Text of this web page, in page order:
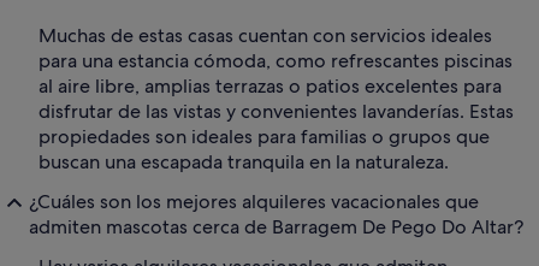
Muchas de estas casas cuentan con servicios ideales
para una estancia cómoda, como refrescantes piscinas
al aire libre, amplias terrazas o patios excelentes para
disfrutar de las vistas y convenientes lavanderías. Estas
propiedades son ideales para familias o grupos que
buscan una escapada tranquila en la naturaleza.
¿Cuáles son los mejores alquileres vacacionales que
admiten mascotas cerca de Barragem De Pego Do Altar?